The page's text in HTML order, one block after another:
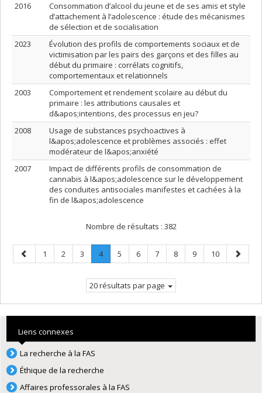
2016
Consommation d’alcool du jeune et de ses amis et style
d’attachement à l’adolescence : étude des mécanismes
de sélection et de socialisation
2023
Évolution des profils de comportements sociaux et de
victimisation par les pairs des garçons et des filles au
début du primaire : corrélats cognitifs,
comportementaux et relationnels
2003
Comportement et rendement scolaire au début du
primaire : les attributions causales et
d&apos;intentions, des processus en jeu?
2008
Usage de substances psychoactives à
l&apos;adolescence et problèmes associés : effet
modérateur de l&apos;anxiété
2007
Impact de différents profils de consommation de
cannabis à l&apos;adolescence sur le développement
des conduites antisociales manifestes et cachées à la
fin de l&apos;adolescence
Nombre de résultats : 382
Page
précédente
Page
1 Page
2 Page
3 Page
4.
Page
Page
5 Page
6 Page
7 Page
8 Page
9 Page
10
Page
20 résultats par page
Liens connexes
La recherche à la FAS
Éthique de la recherche
Affaires professorales à la FAS